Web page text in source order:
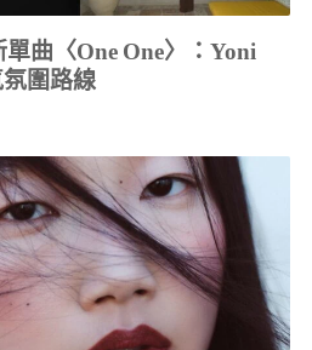
曲〈One One〉：Yoni
圍路線